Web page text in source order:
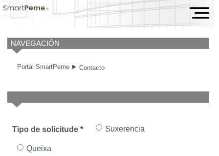
Contacto
NAVEGACIÓN
Portal SmartPeme Contacto
Tipo de solicitude * Suxerencia
Queixa